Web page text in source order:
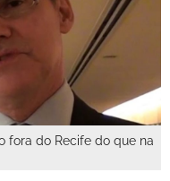
fora do Recife do que na